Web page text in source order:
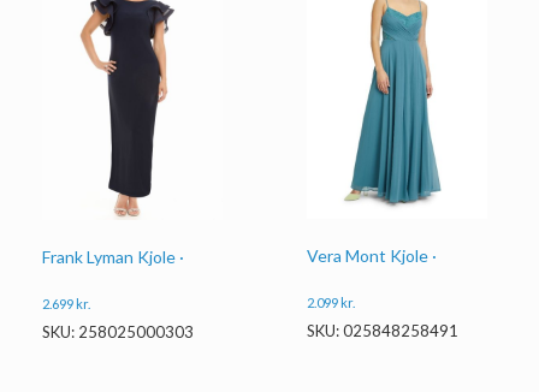
Frank Lyman Kjole ·
2.699 kr.
SKU: 258025000303
Vera Mont Kjole ·
2.099 kr.
SKU: 025848258491